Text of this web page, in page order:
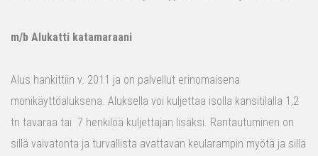
m/b Alukatti katamaraani
Alus hankittiin v. 2011 ja on palvellut erinomaisena
monikäyttöaluksena. Aluksella voi kuljettaa isolla kansitilalla 1,2
tn tavaraa tai 7 henkilöä kuljettajan lisäksi. Rantautuminen on
sillä vaivatonta ja turvallista avattavan keularampin myötä ja sillä